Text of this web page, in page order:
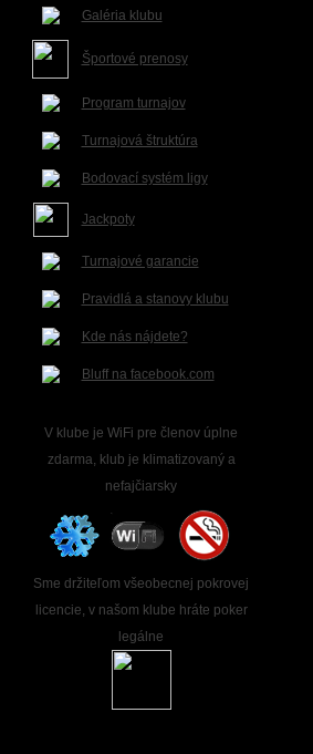
Galéria klubu
Športové prenosy
Program turnajov
Turnajová štruktúra
Bodovací systém ligy
Jackpoty
Turnajové garancie
Pravidlá a stanovy klubu
Kde nás nájdete?
Bluff na facebook.com
V klube je WiFi pre členov úplne
zdarma, klub je klimatizovaný a
nefajčiarsky
Sme držiteľom všeobecnej pokrovej
licencie, v našom klube hráte poker
legálne